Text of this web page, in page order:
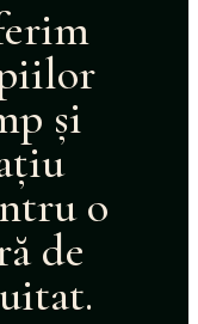
și
o
de